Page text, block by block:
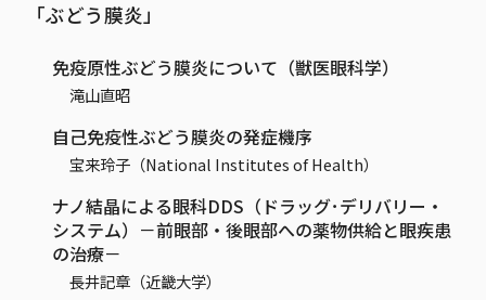
「ぶどう膜炎」
免疫原性ぶどう膜炎について（獣医眼科学）
滝山直昭
自己免疫性ぶどう膜炎の発症機序
宝来玲子（National Institutes of Health）
ナノ結晶による眼科DDS（ドラッグ･デリバリー・
システム）－前眼部・後眼部への薬物供給と眼疾患
の治療－
長井記章（近畿大学）